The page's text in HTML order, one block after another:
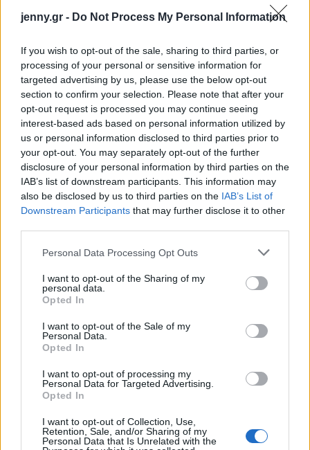
jenny.gr - Do Not Process My Personal Information
If you wish to opt-out of the sale, sharing to third parties, or
processing of your personal or sensitive information for
targeted advertising by us, please use the below opt-out
section to confirm your selection. Please note that after your
opt-out request is processed you may continue seeing
interest-based ads based on personal information utilized by
us or personal information disclosed to third parties prior to
your opt-out. You may separately opt-out of the further
disclosure of your personal information by third parties on the
IAB’s list of downstream participants. This information may
also be disclosed by us to third parties on the IAB’s List of
Downstream Participants that may further disclose it to other
Please note that this website/app uses one or more Google
not limited to your visit or usage behaviour. You may click to
grant or deny consent to Google and its third-party tags to
use your data for below specified purposes in below Google
consent section.
Personal Data Processing Opt Outs
I want to opt-out of the Sharing of my
personal data.
Opted In
I want to opt-out of the Sale of my
Personal Data.
Opted In
I want to opt-out of processing my
Personal Data for Targeted Advertising.
Opted In
I want to opt-out of Collection, Use,
Retention, Sale, and/or Sharing of my
Personal Data that Is Unrelated with the
Ποιο είναι το πρώτο βήμα στη διαδικασία
αυτοβελτίωσης;
Αφήνουμε κάτω το κινητό, το τηλεκοντρόλ της
τηλεόρασης ή το λάπτοπ, βάζουμε άνετα
που βγούμε από την πόρτα του σπιτιού μας και
πάρουμε την πρώτη βαθειά εισπνοή έχουμε κάνει
ήδη το πρώτο βήμα προς τον καλύτερο εαυτό μας.
την Αναστασία Γιαννάκη, για να συζητήσετε